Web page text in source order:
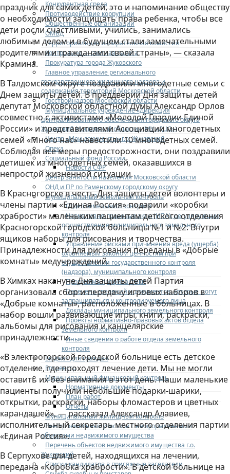
Конкурентная среда
Противодействие коррупции
Общественные организации
ОМВД
Территориальная избирательная комиссия
Контрольно — счетная палата
Прокуратура города Жуковского
Главное управление регионального
государственного жилищного надзора и
содержания территорий Московской области
Госстройнадзор Московской области
Муниципальное учреждение «Дирекция
централизованного обеспечения городского округа
Жуковский Московской области» (МУ «ДЦО»)
Центр «Мои документы» г.о. Жуковский
Опека
Социальный фонд России
Новости СФР
Центр занятости населения Московской области
ОНД и ПР по Раменскому городскому округу
Муниципальный земельный контроль
Отдел земельного контроля
Нормативно-правовые акты (НПА), регулирующие
осуществление муниципального земельного
контроля
Управление рисками причинения вреда (ущерба)
охраняемым законом ценностям при
осуществлении государственного контроля
(надзора), муниципального контроля
Программа профилактики
Перечень сведений и документов, которые могут
запрашиваться у контролируемого лица
Доклады муниципального земельного контроля
Проекты нормативно-правовых актов отдела
земельного контроля
Иные сведения о работе отдела земельного
контроля
Бюджет для граждан
Росреестр
Муниципальный финансовый контроль
Нормативные документы
План работ
Отчеты
Муниципальный жилищный контроль
Реестр земельных участков с неоформленными
объектами недвижимого имущества
Перечень объектов недвижимого имущества г.о.
Жуковский
Списки кандидатов в присяжные заседатели
праздник для самих детей, это и напоминание обществу
о необходимости защищать права ребенка, чтобы все
дети росли счастливыми, учились, занимались
любимым делом и в будущем стали замечательными
родителями и гражданами своей страны», — сказала
Крамина.
В Талдомском округе поздравили многодетные семьи с
Днем защиты детей. В преддверии Дня защиты детей
депутат Московской областной Думы Александр Орлов
совместно с активистами «Молодой Гвардии Единой
России» и представителями Ассоциации многодетных
семей «Много нас» навестили 10 многодетных семей.
Соблюдая все меры предосторожности, они поздравили
детишек из многодетных семей, оказавшихся в
непростой жизненной ситуации.
В Красногорске в честь Дня защиты детей волонтеры и
члены партии «Единая Россия» подарили «коробки
храбрости» маленьким пациентам детского отделения
Красногорской городской больницы №1 и №2. Внутри
ящиков наборы для рисования и творчества.
Принадлежности для рисования переданы в «Добрые
комнаты» медучреждений.
В Химках накануне Дня защиты детей Партия
организовала сбор и передачу игровых наборов в
«Добрые комнаты», расположенные в больницах. В
набор вошли развивающие игры, книги, раскраски,
альбомы для рисования и канцелярские
принадлежности.
«В электрогорской городской больнице есть детское
отделение, где проходят лечение дети. Мы не могли
оставить их без внимания в этот день. Наши маленькие
пациенты получили небольшие подарки-шарики,
открытки, раскраски, наборы фломастеров и цветных
карандашей», — рассказал Александр Алавиев,
исполнительный секретарь местного отделения партии
«Единая Россия».
В Серпухове для детей, находящихся на лечении,
передана «Коробка храбрости». В детской больнице на